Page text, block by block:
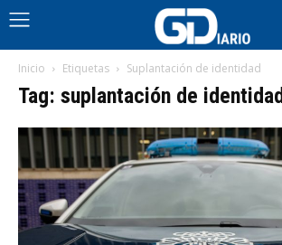
Inicio Etiquetas Suplantación de identidad
Tag: suplantación de identidad